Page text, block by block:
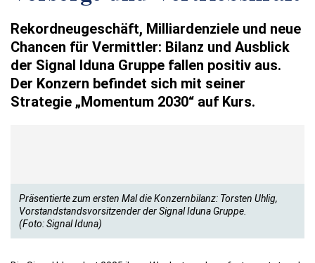
Rekordneugeschäft, Milliardenziele und neue
Chancen für Vermittler: Bilanz und Ausblick
der Signal Iduna Gruppe fallen positiv aus.
Der Konzern befindet sich mit seiner
Strategie „Momentum 2030“ auf Kurs.
Präsentierte zum ersten Mal die Konzernbilanz: Torsten Uhlig,
Vorstandstandsvorsitzender der Signal Iduna Gruppe.
(Foto: Signal Iduna)